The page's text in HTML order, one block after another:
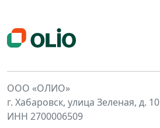
ООО «ОЛИО»
г. Хабаровск, улица Зеленая, д. 10
ИНН 2700006509